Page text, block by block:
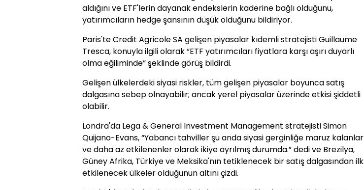
aldığını ve ETF'lerin dayanak endekslerin kaderine bağlı olduğunu,
yatırımcıların hedge şansının düşük olduğunu bildiriyor.
Paris'te Credit Agricole SA gelişen piyasalar kıdemli stratejisti Guillaume
Tresca, konuyla ilgili olarak “ETF yatırımcıları fiyatlara karşı aşırı duyarlı
olma eğiliminde” şeklinde görüş bildirdi.
Gelişen ülkelerdeki siyasi riskler, tüm gelişen piyasalar boyunca satış
dalgasına sebep olnayabilir; ancak yerel piyasalar üzerinde etkisi şiddetli
olabilir.
Londra'da Lega & General Investment Management stratejisti Simon
Quijano-Evans, “Yabancı tahviller şu anda siyasi gerginliğe maruz kalanlar
ve daha az etkilenenler olarak ikiye ayrılmış durumda.” dedi ve Brezilya,
Güney Afrika, Türkiye ve Meksika'nın tetiklenecek bir satış dalgasından ilk
etkilenecek ülkeler olduğunun altını çizdi.